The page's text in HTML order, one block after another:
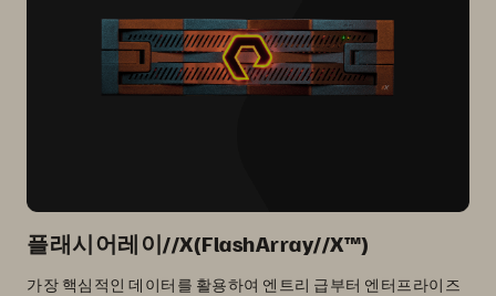
플래시어레이//X(FlashArray//X™)
가장 핵심적인 데이터를 활용하여 엔트리 급부터 엔터프라이즈